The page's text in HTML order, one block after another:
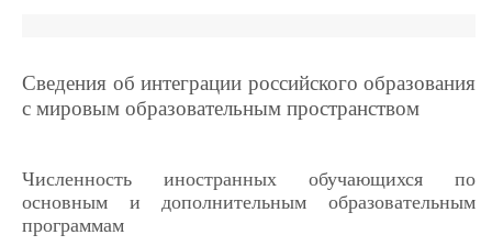
Сведения об интеграции российского образования
с мировым образовательным пространством
Численность иностранных обучающихся по
основным и дополнительным образовательным
программам